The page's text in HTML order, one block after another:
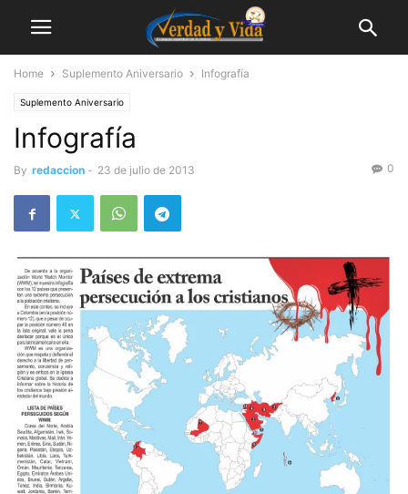
Home Suplemento Aniversario Infografía
Suplemento Aniversario
Infografía
By redaccion - 23 de julio de 2013 0